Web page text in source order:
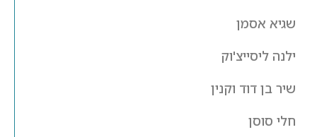
שגיא אסמן
ילנה ליסייצ'וק
שיר בן דוד וקנין
חלי סוסן